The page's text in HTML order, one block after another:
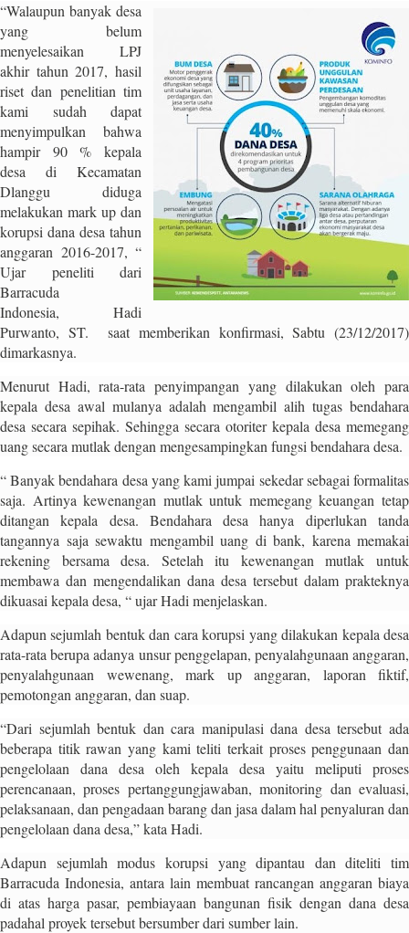
o
s
t
s
l
a
y
o
u
t
=
"
b
a
s
i
c
"
p
o
_
t
y
p
e
=
"
o
s
t
"
l
i
k
_
t
a
r
g
e
t
“Walaupun banyak desa
yang belum
menyelesaikan LPJ
akhir tahun 2017, hasil
riset dan penelitian tim
kami sudah dapat
menyimpulkan bahwa
hampir 90 % kepala
desa di Kecamatan
Dlanggu diduga
melakukan mark up dan
korupsi dana desa tahun
anggaran 2016-2017, “
Ujar peneliti dari
Barracuda
Indonesia, Hadi
Purwanto, ST.
saat memberikan konfirmasi, Sabtu (23/12/2017)
dimarkasnya.
Menurut Hadi, rata-rata penyimpangan yang dilakukan oleh para
kepala desa awal mulanya adalah mengambil alih tugas bendahara
desa secara sepihak. Sehingga secara otoriter kepala desa memegang
uang secara mutlak dengan mengesampingkan fungsi bendahara desa.
“ Banyak bendahara desa yang kami jumpai sekedar sebagai formalitas
saja. Artinya kewenangan mutlak untuk memegang keuangan tetap
ditangan kepala desa. Bendahara desa hanya diperlukan tanda
tangannya saja sewaktu mengambil uang di bank, karena memakai
rekening bersama desa. Setelah itu kewenangan mutlak untuk
membawa dan mengendalikan dana desa tersebut dalam prakteknya
dikuasai kepala desa, “ ujar Hadi menjelaskan.
Adapun sejumlah bentuk dan cara korupsi yang dilakukan kepala desa
rata-rata berupa adanya unsur penggelapan, penyalahgunaan anggaran,
penyalahgunaan wewenang, mark up anggaran, laporan fiktif,
pemotongan anggaran, dan suap.
“Dari sejumlah bentuk dan cara manipulasi dana desa tersebut ada
beberapa titik rawan yang kami teliti terkait proses penggunaan dan
pengelolaan dana desa oleh kepala desa yaitu meliputi proses
perencanaan, proses pertanggungjawaban, monitoring dan evaluasi,
pelaksanaan, dan pengadaan barang dan jasa dalam hal penyaluran dan
pengelolaan dana desa,” kata Hadi.
Adapun sejumlah modus korupsi yang dipantau dan diteliti tim
Barracuda Indonesia, antara lain membuat rancangan anggaran biaya
di atas harga pasar, pembiayaan bangunan fisik dengan dana desa
padahal proyek tersebut bersumber dari sumber lain.